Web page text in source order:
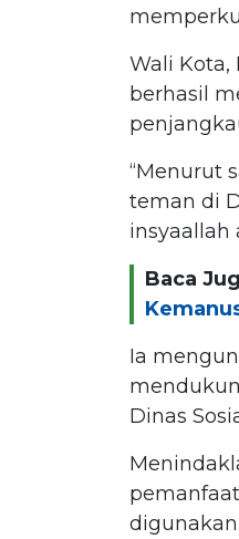
Wali Kota,
berhasil
“Menurut
teman di
insyaallah
Baca
Ia
Dinas